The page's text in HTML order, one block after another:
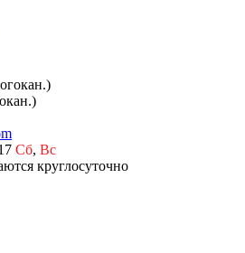
Сб, Вс
круглосуточно